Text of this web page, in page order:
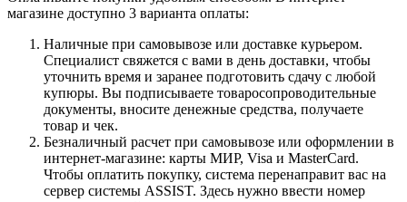
магазине доступно 3 варианта оплаты:
Наличные при самовывозе или доставке курьером.
Специалист свяжется с вами в день доставки, чтобы
уточнить время и заранее подготовить сдачу с любой
купюры. Вы подписываете товаросопроводительные
документы, вносите денежные средства, получаете
товар и чек.
Безналичный расчет при самовывозе или оформлении в
интернет-магазине: карты МИР, Visa и MasterCard.
Чтобы оплатить покупку, система перенаправит вас на
сервер системы ASSIST. Здесь нужно ввести номер